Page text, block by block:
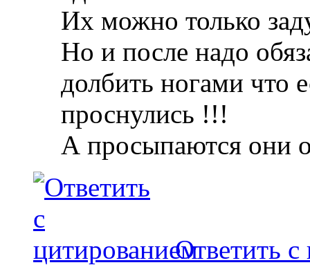
Их можно только
Но и после надо
долбить ногами что
проснулись !!!
А просыпаются они
Ответить с